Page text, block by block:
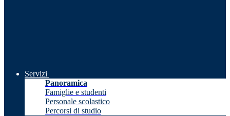
Servizi
Panoramica
Famiglie e studenti
Personale scolastico
Percorsi di studio